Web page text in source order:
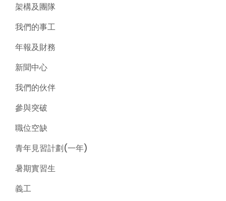
架構及團隊
我們的事工
年報及財務
新聞中心
我們的伙伴
參與突破
職位空缺
青年見習計劃(一年)
暑期實習生
義工